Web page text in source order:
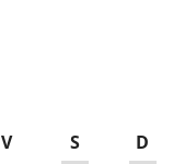
V S
D